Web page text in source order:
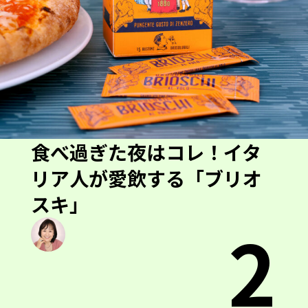
食べ過ぎた夜はコレ！イタ
リア人が愛飲する「ブリオ
スキ」
2